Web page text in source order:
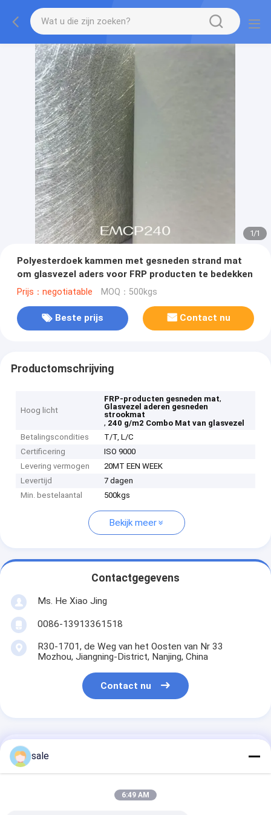
1/1
Polyesterdoek kammen met gesneden strand mat
om glasvezel aders voor FRP producten te bedekken
Prijs：negotiatable MOQ：500kgs
Beste prijs Contact nu
Productomschrijving
Hoog licht
FRP-producten gesneden mat,
Glasvezel aderen gesneden
strookmat
, 240 g/m2 Combo Mat van glasvezel
Betalingscondities
T/T, L/C
Certificering
ISO 9000
Levering vermogen
20MT EEN WEEK
Levertijd
7 dagen
Min. bestelaantal
500kgs
Bekijk meer
Contactgegevens
Ms. He Xiao Jing
0086-13913361518
R30-1701, de Weg van het Oosten van Nr 33
Mozhou, Jiangning-District, Nanjing, China
Contact nu
Polyesterdoek kammen met
gesneden strand mat om
sale
6:49 AM